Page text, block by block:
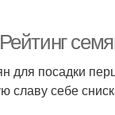
посадки
себе